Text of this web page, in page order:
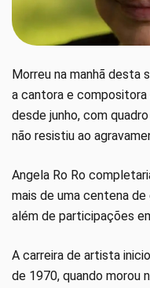
Morreu na manhã desta
a cantora e compositora
desde junho, com
não resistiu ao
Angela Ro Ro
mais de uma centena
além de participações
A carreira de artista
de 1970, quando morou